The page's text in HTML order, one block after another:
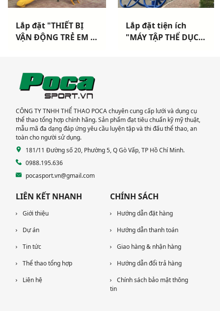
BỊ
TRẺ EM +
Chữ -
Tây Ninh
Lắp đặt tiện ích
"MÁY TẬP THỂ DỤC
CÔNG
LONG
CÔNG TY TNHH THỂ THAO POCA chuyên cung cấp lưới và dụng cụ
thể thao tổng hợp chính hãng. Sản phẩm đạt tiêu chuẩn kỹ mỹ thuật,
mẫu mã đa dạng đáp ứng yêu cầu luyện tập và thi đấu thể thao, an
toàn cho người sử dụng.
181/11 Đường số 20, Phường 5, Q Gò Vấp, TP Hồ Chí Minh.
0988.195.636
pocasport.vn@gmail.com
LIÊN KẾT NHANH
Giới thiệu
Dự án
Tin tức
Thể thao tổng hợp
Liên hệ
CHÍNH SÁCH
Hướng dẫn đặt hàng
Hướng dẫn thanh toán
Giao hàng & nhận hàng
Hướng dẫn đổi trả hàng
Chính sách bảo mật thông
tin